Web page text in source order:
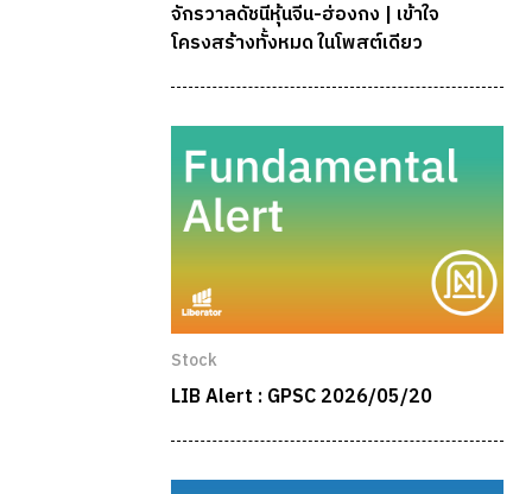
จักรวาลดัชนีหุ้นจีน-ฮ่องกง | เข้าใจ
โครงสร้างทั้งหมด ในโพสต์เดียว
Stock
LIB Alert : GPSC 2026/05/20